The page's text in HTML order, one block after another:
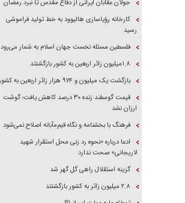
جولان عقابان ایرانی از دفاع مقدس تا نبرد رمضان
کارخانه رؤیاسازی هالیوود به خط تولید فراموشی
رسید
فلسطین مسئله نخست جهان اسلام به شمار می‌رود
۱.۸میلیون زائر اربعین به کشور بازگشتند
بازگشت یک میلیون و ۹۷۴ هزار زائر اربعین به کشور
قیمت گوسفند زنده ۳۰ درصد کاهش یافت؛ گوشت
ارزان نشد
فرهنگ با بخشنامه و نگاه قیم‌مآبانه اصلاح نمی‌شود
ادعا درباره «نحوه رد زنی محل استقرار شهید
لاریجانی» صحت ندارد
گزینه استقلال راهی گل گهر شد
۲.۸ میلیون زائر به کشور بازگشتند